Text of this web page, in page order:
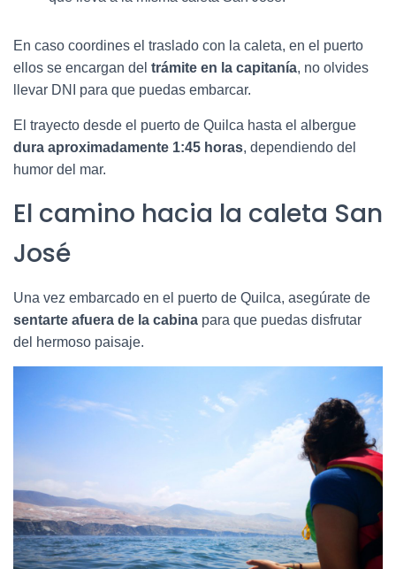
En caso coordines el traslado con la caleta, en el puerto
ellos se encargan del trámite en la capitanía, no olvides
llevar DNI para que puedas embarcar.
El trayecto desde el puerto de Quilca hasta el albergue
dura aproximadamente 1:45 horas, dependiendo del
humor del mar.
El camino hacia la caleta San
José
Una vez embarcado en el puerto de Quilca, asegúrate de
sentarte afuera de la cabina para que puedas disfrutar
del hermoso paisaje.